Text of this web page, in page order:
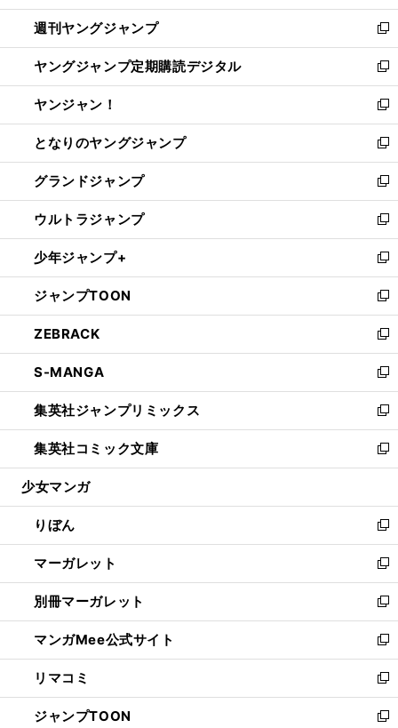
開
く
ウ
で
開
く
ン
ド
ウ
で
開
く
ウ
ィ
ン
ド
ウ
で
開
く
週刊ヤングジャンプ
新
し
い
ウ
ィ
ン
ド
ウ
で
開
く
ヤングジャンプ定期購読デジタル
新
し
い
ウ
ィ
ン
ド
ウ
で
開
く
ヤンジャン！
新
し
い
ウ
ィ
ン
ド
ウ
で
開
く
となりのヤングジャンプ
新
し
い
ウ
ィ
ン
ド
ウ
で
開
く
グランドジャンプ
新
し
い
ウ
ィ
ン
ド
ウ
で
開
く
ウルトラジャンプ
新
し
い
ウ
ィ
ン
ド
ウ
で
開
く
少年ジャンプ+
新
し
い
ウ
ィ
ン
ド
ウ
で
開
く
ジャンプTOON
新
し
い
ウ
ィ
ン
ド
ウ
で
開
ZEBRACK
新
し
い
ウ
ィ
ン
ド
ウ
開
く
S-MANGA
新
し
い
ウ
ィ
ン
ウ
で
開
く
集英社ジャンプリミックス
新
し
い
ウ
ン
ド
ウ
で
開
く
集英社コミック文庫
新
し
ウ
ィ
ン
ド
ウ
で
開
く
少女マンガ
りぼん
新
し
い
ウ
ィ
ン
ド
ウ
で
開
く
マーガレット
新
し
い
ウ
ィ
ン
ド
ウ
で
別冊マーガレット
新
し
い
ウ
ィ
ン
ド
マンガMee公式サイト
新
し
い
ウ
ィ
リマコミ
新
し
い
ジャンプTOON 新